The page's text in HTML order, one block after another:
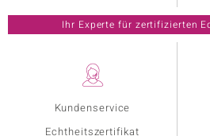
Kundenservice
Echtheitszertifikat
Ihr Experte für zertifizierten